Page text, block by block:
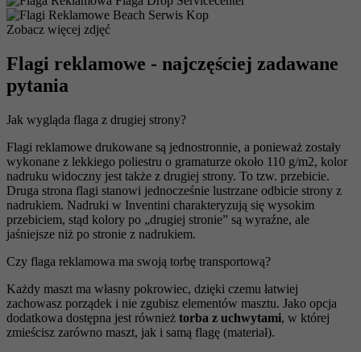
Zobacz więcej zdjęć
Flagi reklamowe - najczęściej zadawane
pytania
Jak wygląda flaga z drugiej strony?
Flagi reklamowe drukowane są jednostronnie, a ponieważ zostały
wykonane z lekkiego poliestru o gramaturze około 110 g/m2, kolor
nadruku widoczny jest także z drugiej strony. To tzw. przebicie.
Druga strona flagi stanowi jednocześnie lustrzane odbicie strony z
nadrukiem. Nadruki w Inventini charakteryzują się wysokim
przebiciem, stąd kolory po „drugiej stronie” są wyraźne, ale
jaśniejsze niż po stronie z nadrukiem.
Czy flaga reklamowa ma swoją torbę transportową?
Każdy maszt ma własny pokrowiec, dzięki czemu łatwiej
zachowasz porządek i nie zgubisz elementów masztu. Jako opcja
dodatkowa dostępna jest również torba z uchwytami, w której
zmieścisz zarówno maszt, jak i samą flagę (materiał).